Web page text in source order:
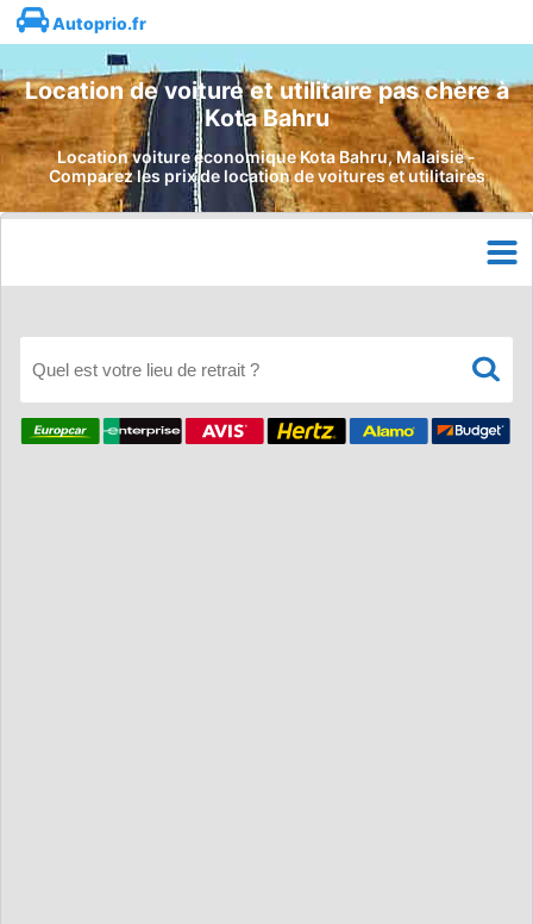
Autoprio.fr
Location de voiture et utilitaire pas chère à
Kota Bahru
Location voiture économique Kota Bahru, Malaisie -
Comparez les prix de location de voitures et utilitaires
Quel est votre lieu de retrait ?